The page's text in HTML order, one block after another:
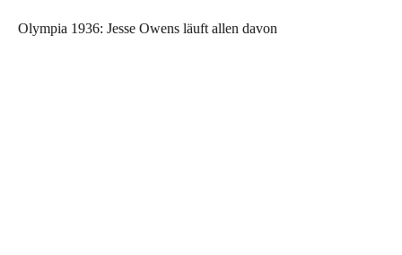
Olympia 1936: Jesse Owens läuft allen davon